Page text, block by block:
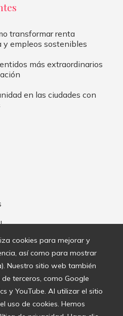
cookies para mejorar y
así como para mostrar
Nuestro sitio web también
terceros, como Google
y YouTube. Al utilizar el sitio
uso de cookies. Hemos
transformar renta
y empleos sostenibles
más extraordinarios
en las ciudades con